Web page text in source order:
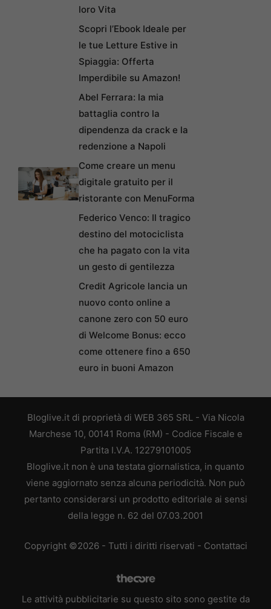
loro Vita
Scopri l’Ebook Ideale per
le tue Letture Estive in
Spiaggia: Offerta
Imperdibile su Amazon!
Abel Ferrara: la mia
battaglia contro la
dipendenza da crack e la
redenzione a Napoli
Come creare un menu
digitale gratuito per il
ristorante con MenuForma
Federico Venco: Il tragico
destino del motociclista
che ha pagato con la vita
un gesto di gentilezza
Credit Agricole lancia un
nuovo conto online a
canone zero con 50 euro
di Welcome Bonus: ecco
come ottenere fino a 650
euro in buoni Amazon
Bloglive.it di proprietà di WEB 365 SRL - Via Nicola
Marchese 10, 00141 Roma (RM) - Codice Fiscale e
Partita I.V.A. 12279101005
Bloglive.it non è una testata giornalistica, in quanto
viene aggiornato senza alcuna periodicità. Non può
pertanto considerarsi un prodotto editoriale ai sensi
della legge n. 62 del 07.03.2001
Copyright ©2026 - Tutti i diritti riservati - Contattaci
Le attività pubblicitarie su questo sito sono gestite da